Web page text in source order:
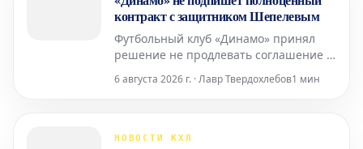
точно исполнив послематчевый бу
контракт с защитником Шепелевым
Футбольный клуб «Динамо» принял
решение не продлевать соглашение с
защитником Александром Шепелевым
на постоянной основе. Об этом
6 августа 2026 г. · Лавр Твердохлебов1 мин
НОВОСТИ КХЛ